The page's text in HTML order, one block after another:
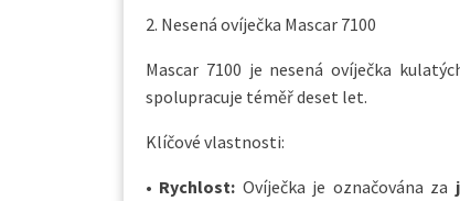
2. Nesená ovíječka Mascar 7100
Mascar 7100 je nesená ovíječka
spolupracuje téměř deset let.
Klíčové vlastnosti:
• Rychlost: Ovíječka je označována za